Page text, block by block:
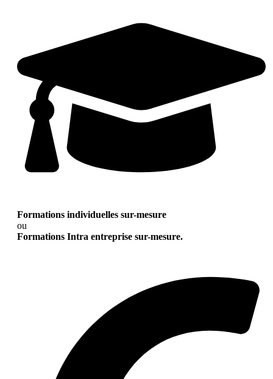
Formations individuelles sur-mesure
ou
Formations Intra entreprise sur-mesure.